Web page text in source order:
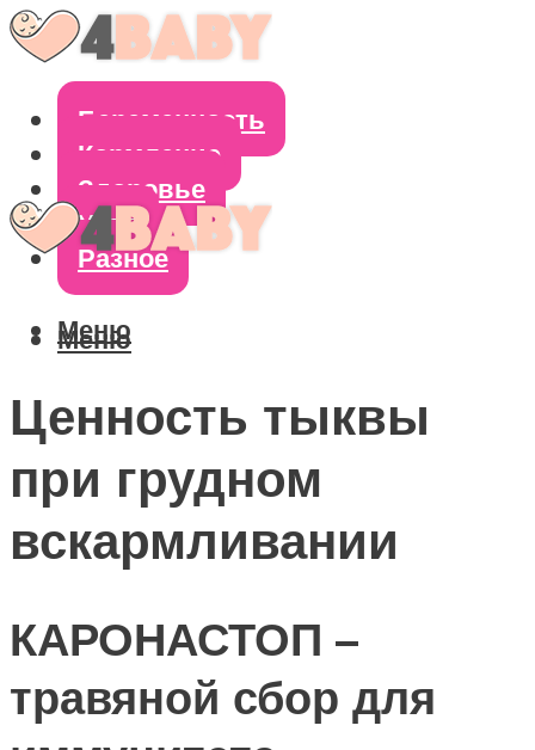
Беременность
Кормление
Здоровье
Уход
Разное
Меню
Меню
Ценность тыквы
при грудном
вскармливании
КАРОНАСТОП –
травяной сбор для